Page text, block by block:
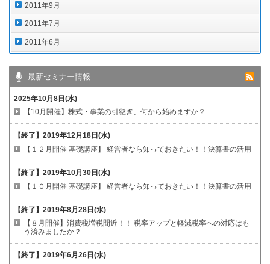
2011年9月
2011年7月
2011年6月
最新セミナー情報
2025年10月8日(水)
【10月開催】株式・事業の引継ぎ、何から始めますか？
【終了】 2019年12月18日(水)
【１２月開催 基礎講座】 経営者なら知っておきたい！！決算書の活用
【終了】 2019年10月30日(水)
【１０月開催 基礎講座】 経営者なら知っておきたい！！決算書の活用
【終了】 2019年8月28日(水)
【８月開催】消費税増税間近！！ 税率アップと軽減税率への対応はも
う済みましたか？
【終了】 2019年6月26日(水)